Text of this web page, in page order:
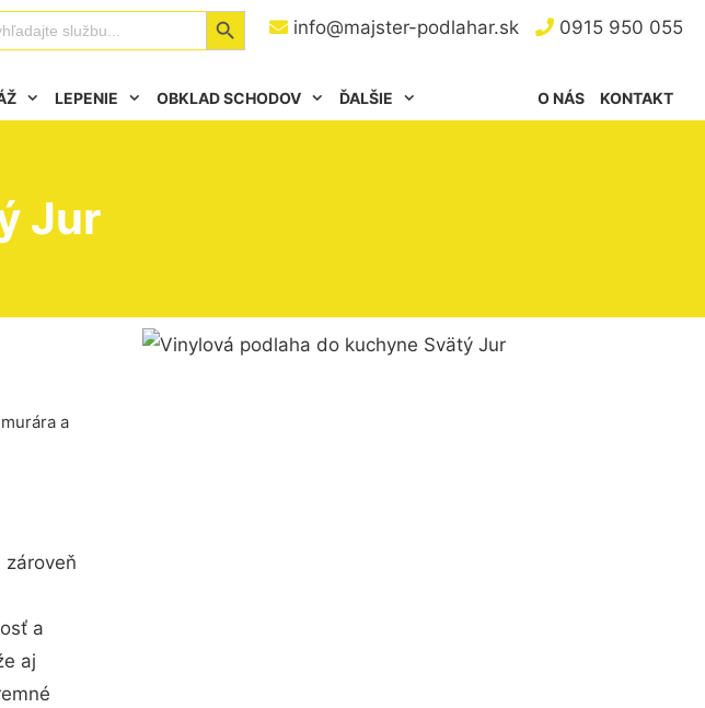
info@majster-podlahar.sk 0915 950 055
Search Button
LEPENIE OBKLAD SCHODOV ĎALŠIE KONTAKT
O NÁS
Jur
a
zároveň
a
aj